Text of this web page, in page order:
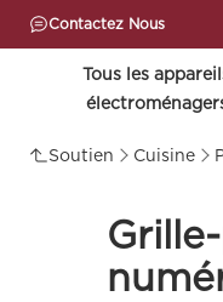
Contactez Nous
Tous les
Soutien Cuisine